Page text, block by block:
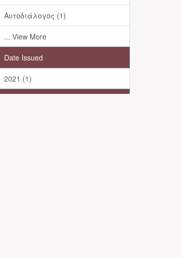
Αυτοδιάλογος (1)
... View More
Date Issued
2021 (1)